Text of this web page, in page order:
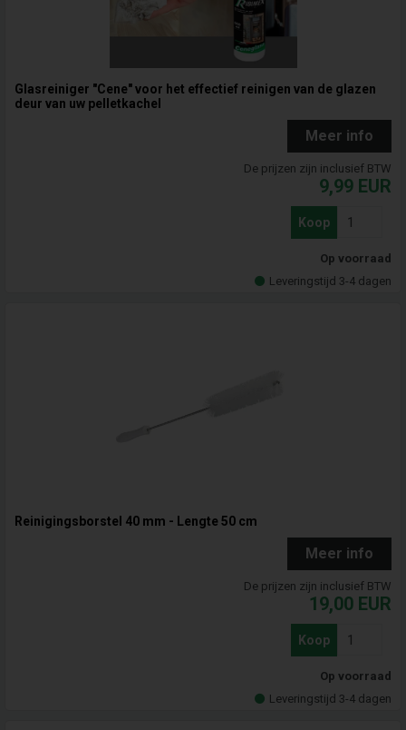
Glasreiniger "Cene" voor het effectief reinigen van de glazen
deur van uw pelletkachel
Meer info
De prijzen zijn inclusief BTW
9,99 EUR
Koop
Op voorraad
Leveringstijd 3-4 dagen
Reinigingsborstel 40 mm - Lengte 50 cm
Meer info
De prijzen zijn inclusief BTW
19,00 EUR
Koop
Op voorraad
Leveringstijd 3-4 dagen